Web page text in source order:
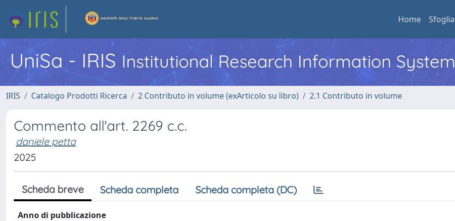
Home Sfoglia
UniSa - IRIS Institutional Research Information System
IRIS Catalogo Prodotti Ricerca 2 Contributo in volume (exArticolo su libro) 2.1 Contributo in volume
Commento all'art. 2269 c.c.
daniele petta
2025
Scheda breve Scheda completa Scheda completa (DC)
Anno di pubblicazione